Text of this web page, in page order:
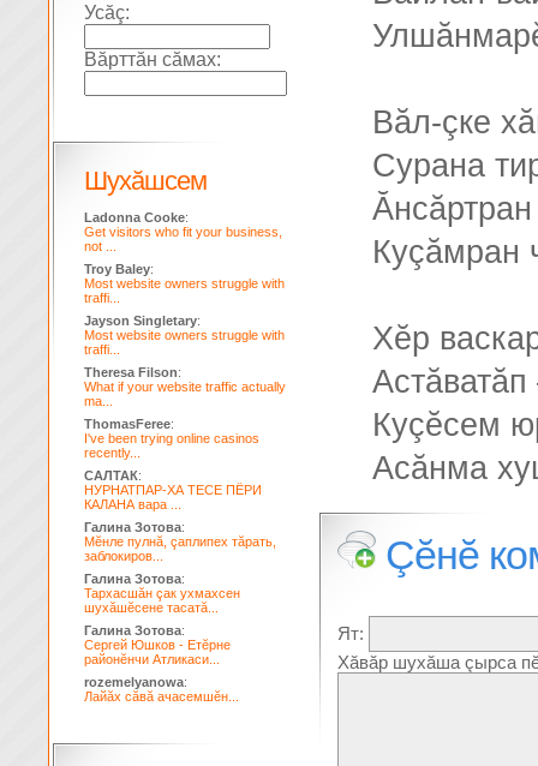
Вăл-çке
Сурана
Куçăмран
Хĕр
Куçĕсем
Асăнма
Çĕнĕ
Ят:
Хăвăр шухăша çырса
Усăç:
Вăрттăн сăмах:
Шухăшсем
Ladonna Cooke:
Get visitors who fit your business,
not ...
Troy Baley:
Most website owners struggle with
traffi...
Jayson Singletary:
Most website owners struggle with
traffi...
Theresa Filson:
What if your website traffic actually
ma...
ThomasFeree:
I've been trying online casinos
recently...
САЛТАК:
НУРНАТПАР-ХА ТЕСЕ ПЁРИ
КАЛАНА вара ...
Галина Зотова:
Мĕнле пулнă, çаплипех тăрать,
заблокиров...
Галина Зотова:
Тархасшăн çак ухмахсен
шухăшĕсене тасатă...
Галина Зотова:
Сергей Юшков - Етĕрне
районĕнчи Атликаси...
rozemelyanowa:
Лайăх сăвă ачасемшĕн...